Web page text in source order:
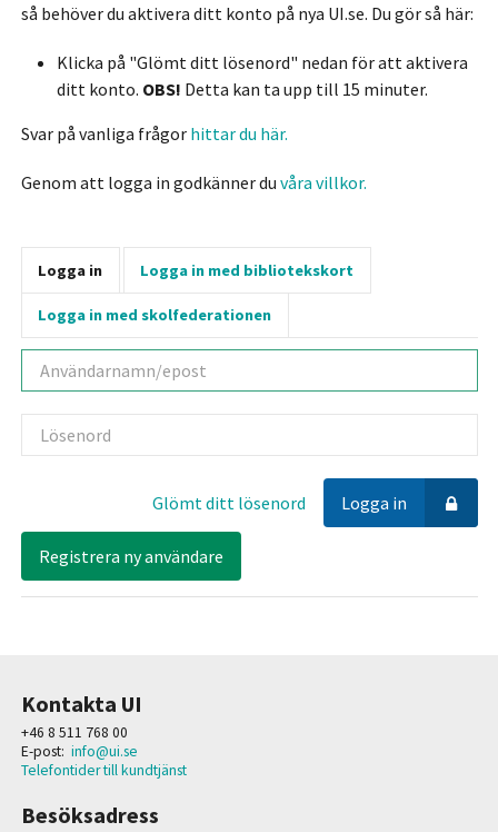
så behöver du aktivera ditt konto på nya UI.se. Du gör så här:
Klicka på "Glömt ditt lösenord" nedan för att aktivera
ditt konto. OBS! Detta kan ta upp till 15 minuter.
Svar på vanliga frågor hittar du här.
Genom att logga in godkänner du våra villkor.
Logga in Logga in med bibliotekskort
Logga in med skolfederationen
Användarnamn
Lösenord
Logga in
Glömt ditt lösenord
Registrera ny användare
Kontakta UI
+46 8 511 768 00
E-post: info@ui.se
Telefontider till kundtjänst
Besöksadress